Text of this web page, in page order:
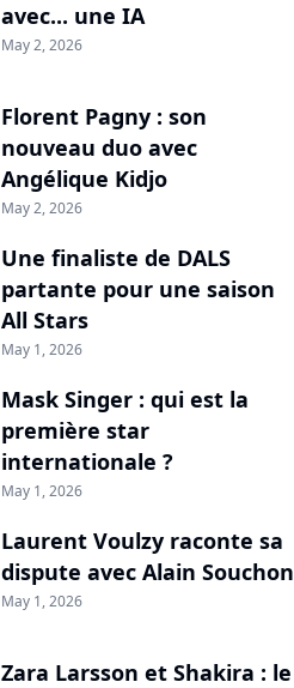
avec... une IA
May 2, 2026
Florent Pagny : son
nouveau duo avec
Angélique Kidjo
May 2, 2026
Une finaliste de DALS
partante pour une saison
All Stars
May 1, 2026
Mask Singer : qui est la
première star
internationale ?
May 1, 2026
Laurent Voulzy raconte sa
dispute avec Alain Souchon
May 1, 2026
Zara Larsson et Shakira : le